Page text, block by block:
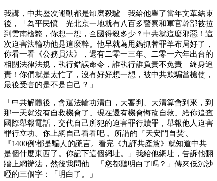
我講，中共歷次運動都是卸磨殺驢，我給他舉了當年文革結束
後，「為平民憤，光北京一地就有八百多警察和軍官幹部被拉
到雲南槍斃，你想一想，全國得殺多少？中共就這麼邪惡！這
次迫害法輪功他是這麼幹。他早就為甩鍋抓替罪羊布局好了，
你看一看《公務員法》，還有二零一三年、二零一六年出台的
相關法律法規，執行錯誤命令，誰執行誰負責不免責，終身追
責！你們就是太忙了，沒有好好想一想，被中共欺騙當槍使，
最後受害的是不是自己？」
「中共解體後，會還法輪功清白，大審判、大清算會到來，到
那一天就沒有自救機會了。現在還有機會悔改自救。給你追查
國際舉報電話，交代自己所犯的迫害罪行贖罪，舉報他人迫害
罪行立功。你上網自己看看吧 。所謂的『天安門自焚'、
『1400例'都是騙人的謊言。看完《九評共產黨》就知道中共
是個什麼東西了。你記下這個網址。」我給他網址，告訴他翻
牆上網辦法，然後我問他：「您都聽明白了嗎？」傳來低沉沙
啞的三個字：「明白了。」